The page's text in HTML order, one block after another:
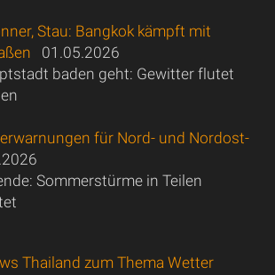
Stau: Bangkok kämpft mit
01.05.2026
baden geht: Gewitter flutet
für Nord- und Nordost-
Sommerstürme in Teilen
Thailand zum Thema Wetter